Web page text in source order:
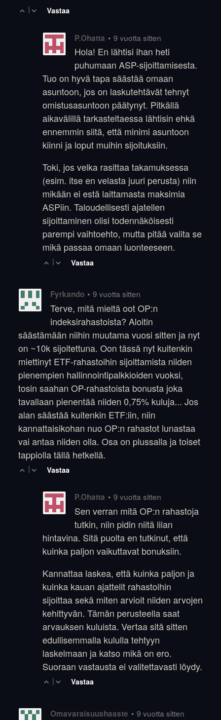
| Vastaa
P.Ohatta • 9 vuotta sitten
Hola! En lähtisi ihan heti
puhumaan ASP-sijoittamisesta.
Tuo on hyvä tapa säästää omaan
asuntoon, jos on laskutehtävät tehnyt
omistusasuntoon päätynyt. Pitkällä
aikavälillä tarkasteltaessa lähtisin ehkä
ennemmin siitä, että minimi asuntoon
kiinni ja loput muihin sijoituksiin.
Toki, jos velka rasittaa takamuksessa
(esim. itse en velasta juuri perusta) niin
mikään ei estä laittamasta maksimia
ASPiin. Taloudellisesti ajatellen
sijoittaminen olisi todennäköisesti
parempi vaihtoehto, mutta pitää valita se
mikä passaa omaan luonteeseen.
| Vastaa
Fyrkando • 9 vuotta sitten
Terve, mitä mieltä oot OP:n
indeksirahastoista? Aloitin
säästämään niihin muutama vuosi sitten ja nyt
on ~10k sijoitettuna. Oon tässä nyt kuitenkin
miettinyt ETF-rahastoihin sijoittamista niiden
pienempien hallinnointipalkkioiden vuoksi,
tosin saahan OP-rahastoista bonusta joka
tavallaan pienentää niiden 0,75% kuluja... Jos
alan säästää kuitenkin ETF:iin, niin
kannattaisikohan nuo OP:n rahastot lunastaa
vai antaa niiden olla. Osa on plussalla ja toiset
tappiolla tällä hetkellä.
| Vastaa
P.Ohatta • 9 vuotta sitten
Sen verran mitä OP:n rahastoja
tutkin, niin pidin niitä liian
hintavina. Sitä puolta en tutkinut, että
kuinka paljon vaikuttavat bonuksiin.
Kannattaa laskea, että kuinka paljon ja
kuinka kauan ajattelit rahastoihin
sijoittaa sekä miten arvioit niiden arvojen
kehittyvän. Tämän perusteella saat
arvauksen kuluista. Vertaa sitä sitten
edullisemmalla kululla tehtyyn
laskelmaan ja katso mikä on ero.
Suoraan vastausta ei valitettavasti löydy.
| Vastaa
Omavaraisuushaaste • 9 vuotta sitten